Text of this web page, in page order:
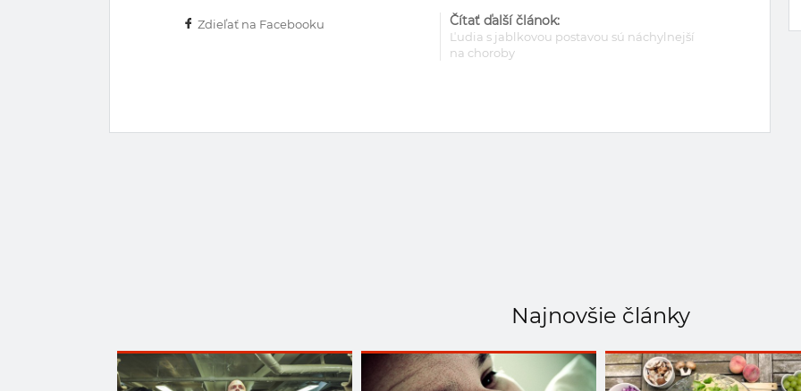
Čítať ďalší článok:
Ľudia s jablkovou postavou sú náchylnejší
na choroby
Zdieľať na Facebooku
Najnovšie články